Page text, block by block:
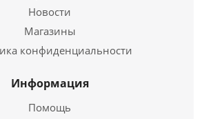
Подробнее
Купить в 1 клик
Новости
Магазины
конфиденциальности
Информация
Помощь